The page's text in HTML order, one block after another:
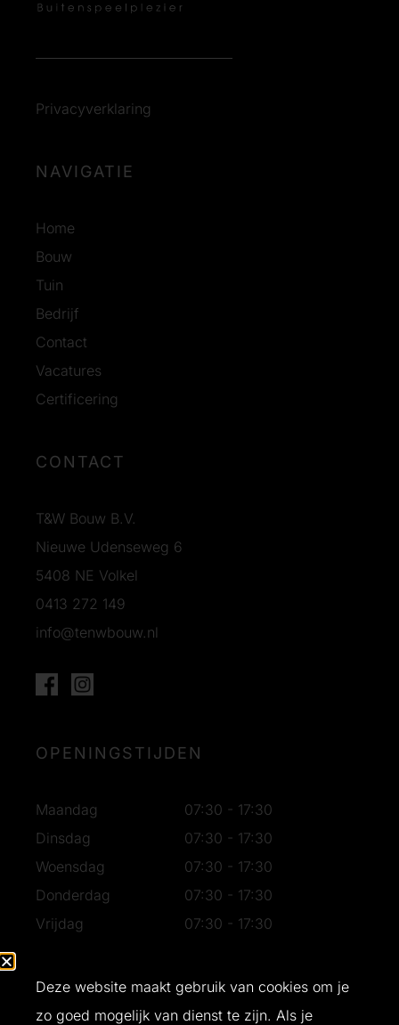
Privacyverklaring
NAVIGATIE
Home
Bouw
Tuin
Bedrijf
Contact
Vacatures
Certificering
CONTACT
T&W Bouw B.V.
Nieuwe Udenseweg 6
5408 NE Volkel
0413 272 149
info@tenwbouw.nl
OPENINGSTIJDEN
Maandag
07:30 - 17:30
Dinsdag
07:30 - 17:30
Woensdag
07:30 - 17:30
Donderdag
07:30 - 17:30
Vrijdag
07:30 - 17:30
Zondag
Gesloten
Deze website maakt gebruik van cookies om je
zo goed mogelijk van dienst te zijn. Als je